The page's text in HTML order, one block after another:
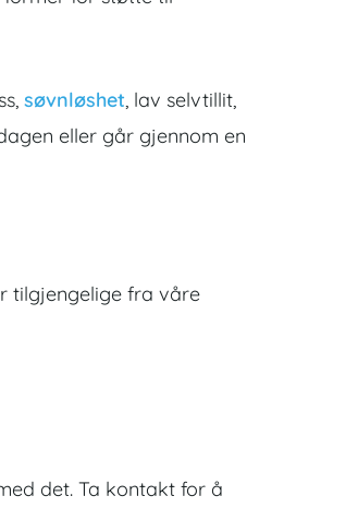
søvnløshet, lav selvtillit,
eller går gjennom en
tilgjengelige fra våre
det. Ta kontakt for å